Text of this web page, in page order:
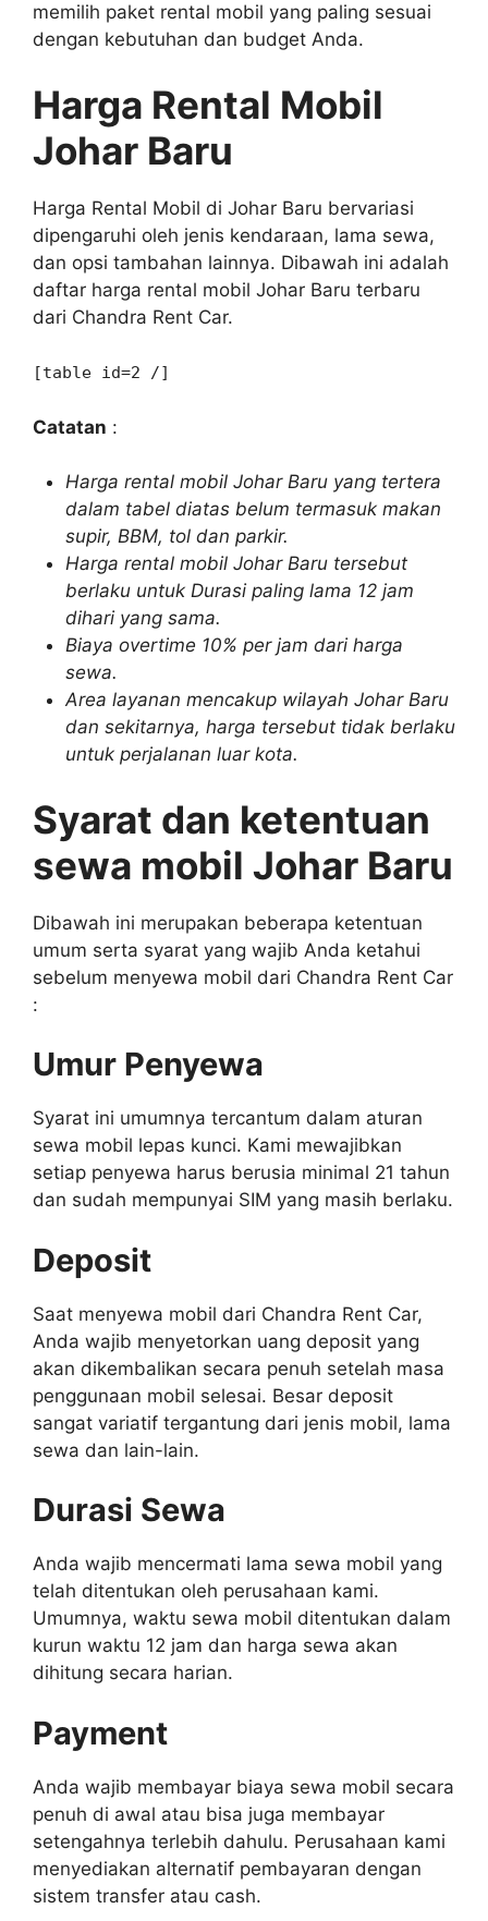
memilih paket rental mobil yang paling sesuai
dengan kebutuhan dan budget Anda.
Harga Rental Mobil
Johar Baru
Harga Rental Mobil di Johar Baru bervariasi
dipengaruhi oleh jenis kendaraan, lama sewa,
dan opsi tambahan lainnya. Dibawah ini adalah
daftar harga rental mobil Johar Baru terbaru
dari Chandra Rent Car.
[table id=2 /]
Catatan :
Harga rental mobil Johar Baru yang tertera
dalam tabel diatas belum termasuk makan
supir, BBM, tol dan parkir.
Harga rental mobil Johar Baru tersebut
berlaku untuk Durasi paling lama 12 jam
dihari yang sama.
Biaya overtime 10% per jam dari harga
sewa.
Area layanan mencakup wilayah Johar Baru
dan sekitarnya, harga tersebut tidak berlaku
untuk perjalanan luar kota.
Syarat dan ketentuan
sewa mobil Johar Baru
Dibawah ini merupakan beberapa ketentuan
umum serta syarat yang wajib Anda ketahui
sebelum menyewa mobil dari Chandra Rent Car
:
Umur Penyewa
Syarat ini umumnya tercantum dalam aturan
sewa mobil lepas kunci. Kami mewajibkan
setiap penyewa harus berusia minimal 21 tahun
dan sudah mempunyai SIM yang masih berlaku.
Deposit
Saat menyewa mobil dari Chandra Rent Car,
Anda wajib menyetorkan uang deposit yang
akan dikembalikan secara penuh setelah masa
penggunaan mobil selesai. Besar deposit
sangat variatif tergantung dari jenis mobil, lama
sewa dan lain-lain.
Durasi Sewa
Anda wajib mencermati lama sewa mobil yang
telah ditentukan oleh perusahaan kami.
Umumnya, waktu sewa mobil ditentukan dalam
kurun waktu 12 jam dan harga sewa akan
dihitung secara harian.
Payment
Anda wajib membayar biaya sewa mobil secara
penuh di awal atau bisa juga membayar
setengahnya terlebih dahulu. Perusahaan kami
menyediakan alternatif pembayaran dengan
sistem transfer atau cash.